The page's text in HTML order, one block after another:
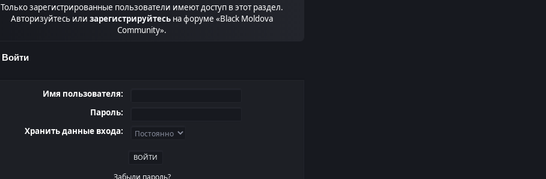
Только зарегистрированные пользователи имеют доступ в этот раздел.
Авторизуйтесь или зарегистрируйтесь на форуме «Black Moldova
Community».
Войти
Имя пользователя:
Пароль:
Хранить данные входа:
Забыли пароль?